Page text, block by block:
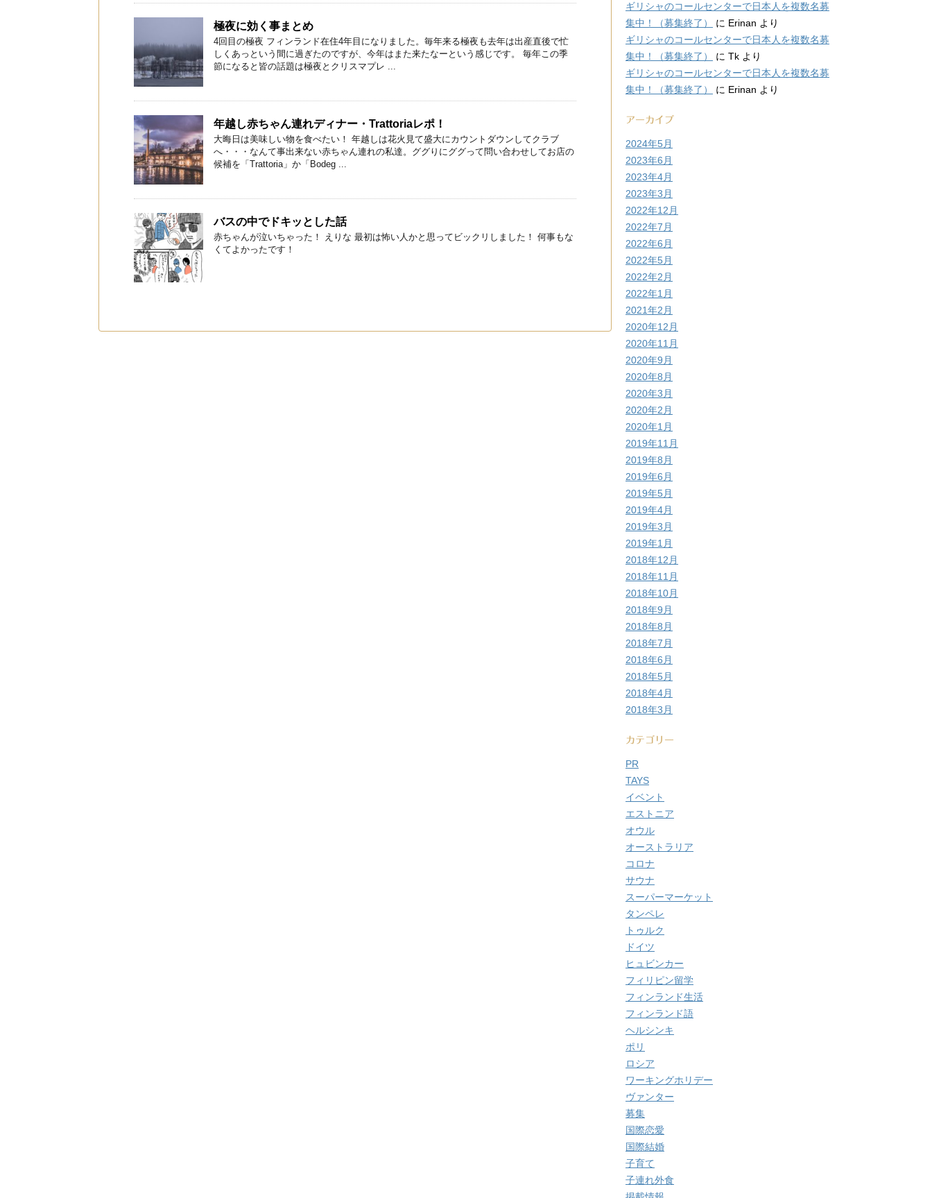
極夜に効く事まとめ
4回目の極夜 フィンランド在住4年目になりました。毎年来る極夜も去年は出産直後で忙
しくあっという間に過ぎたのですが、今年はまた来たなーという感じです。 毎年この季
節になると皆の話題は極夜とクリスマプレ ...
年越し赤ちゃん連れディナー・Trattoriaレポ！
大晦日は美味しい物を食べたい！ 年越しは花火見て盛大にカウントダウンしてクラブ
へ・・・なんて事出来ない赤ちゃん連れの私達。ググりにググって問い合わせしてお店の
候補を「Trattoria」か「Bodeg ...
バスの中でドキッとした話
赤ちゃんが泣いちゃった！ えりな 最初は怖い人かと思ってビックリしました！ 何事もな
くてよかったです！
ギリシャのコールセンターで日本人を複数名募
集中！（募集終了）
に Erinan より
ギリシャのコールセンターで日本人を複数名募
集中！（募集終了）
に Tk より
ギリシャのコールセンターで日本人を複数名募
集中！（募集終了）
に Erinan より
アーカイブ
2024年5月
2023年6月
2023年4月
2023年3月
2022年12月
2022年7月
2022年6月
2022年5月
2022年2月
2022年1月
2021年2月
2020年12月
2020年11月
2020年9月
2020年8月
2020年3月
2020年2月
2020年1月
2019年11月
2019年8月
2019年6月
2019年5月
2019年4月
2019年3月
2019年1月
2018年12月
2018年11月
2018年10月
2018年9月
2018年8月
2018年7月
2018年6月
2018年5月
2018年4月
2018年3月
カテゴリー
PR
TAYS
イベント
エストニア
オウル
オーストラリア
コロナ
サウナ
スーパーマーケット
タンペレ
トゥルク
ドイツ
ヒュビンカー
フィリピン留学
フィンランド生活
フィンランド語
ヘルシンキ
ポリ
ロシア
ワーキングホリデー
ヴァンター
募集
国際恋愛
国際結婚
子育て
子連れ外食